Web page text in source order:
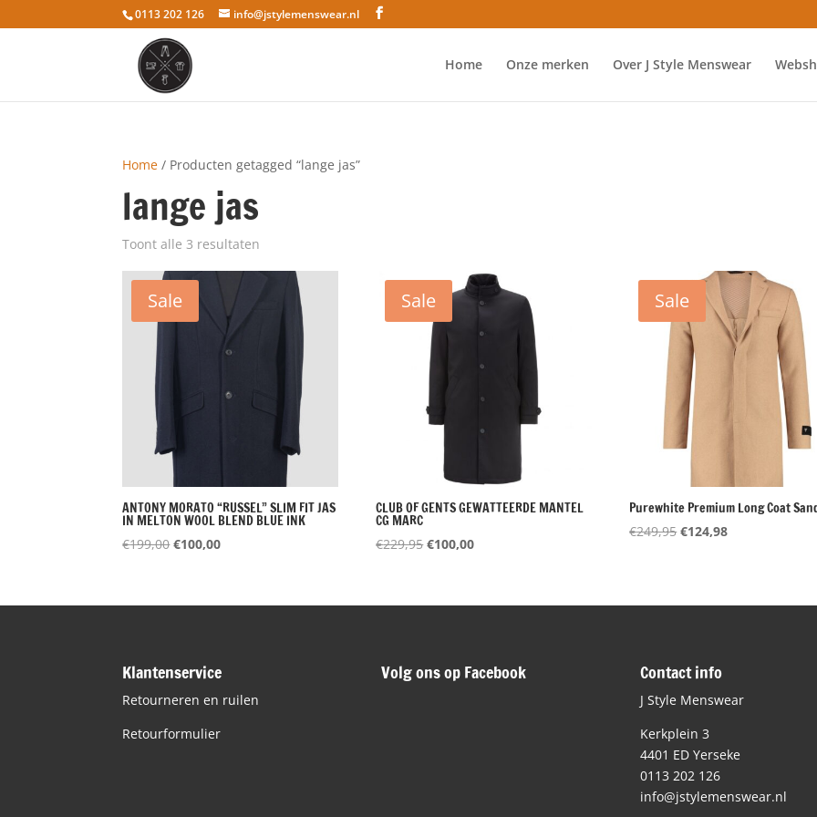
0113 202 126 info@jstylemenswear.nl
Home Onze merken Over J Style Menswear
Home / Producten getagged “lange jas”
lange jas
Toont alle 3 resultaten
Sale
ANTONY MORATO “RUSSEL” SLIM FIT JAS
IN MELTON WOOL BLEND BLUE INK
€199,00Oorspronkelijke
€199,00.
€100,00Huidige
€100,00.
Sale
CLUB OF GENTS GEWATTEERDE MANTEL
CG MARC
€229,95Oorspronkelijke
€229,95.
€100,00Huidige
€100,00.
Sale
Purewhite Premium Long Coat
€249,95Oorspronkelijke
€124,98Huidige
Klantenservice
Retourneren en ruilen
Retourformulier
Volg ons op Facebook Contact info
J Style Menswear
Kerkplein 3
4401 ED Yerseke
0113 202 126
info@jstylemenswear.nl